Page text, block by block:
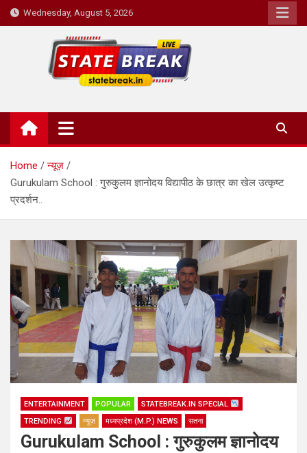
Skip
to
Wednesday, August 5, 2026
State Break
Home
न्यूज़
Gurukulam School : गुरुकुलम ज्ञानोदय विद्यापीठ के छात्र का खेल उत्कृष्ट
प्रदर्शन..
ENTERTAINMENT POPULAR
STATEBREAK.IN SPECIAL
TRENDING
न्यूज़ मध्यप्रदेश (M.P.) NEWS सतना
Gurukulam School : गुरुकुलम ज्ञानोदय